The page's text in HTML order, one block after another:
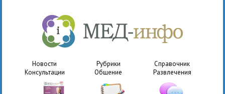
Новости Рубрики
Справочник
Консультации
Общение Развлечения